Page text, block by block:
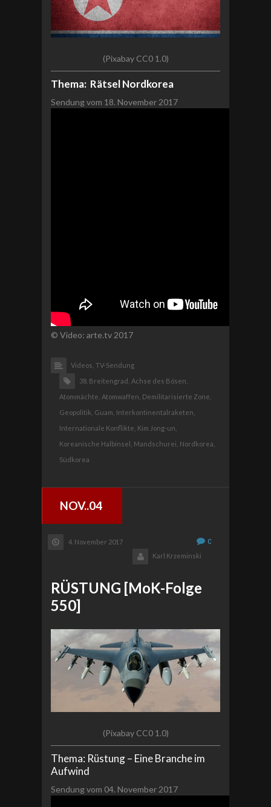
(Pixabay CC0 1.0)
Thema: Rätsel Nordkorea
Sendung vom 18. November 2017
© Video: arte.tv 2017
Videos, TV-Sendung
38. Breitengrad, Achse des Bösen,
Atommächte, Atomwaffen, Demilitarisierte Zone,
Geopolitik, Guam, Interkontinentalraketen,
Internationale Konflikte, Kim Jong-un,
Koreanische Halbinsel, Mandschurei, Nordkorea,
Südkorea
NOV..04
4. November 2017
0
Karl Krzeminski
RÜSTUNG [MoK-Folge
550]
(Pixabay CC0 1.0)
Thema: Rüstung – Eine Branche im
Aufwind
Sendung vom 04. November 2017